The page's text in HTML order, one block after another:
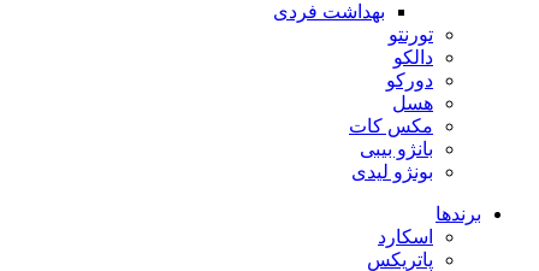
بهداشت فردی
تورنتو
دالکو
دورکو
هسل
مکس کات
بانژو بیبی
بونژو لیدی
برندها
اسکارد
پاتریکس